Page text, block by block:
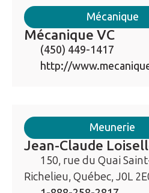
Mécanique
Mécanique VC
(450) 449-1417
http://
Meunerie
Jean-Claude
150, rue du Quai
Richelieu, Québec, J0L